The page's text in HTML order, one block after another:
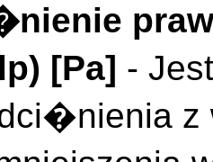
) [Pa] -